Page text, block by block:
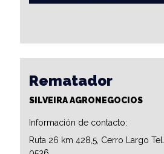
Rematador
SILVEIRA AGRONEGOCIOS
Información de contacto:
Ruta 26 km 428,5, Cerro Largo